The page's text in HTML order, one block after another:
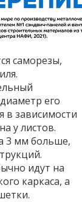
саморезы,
его
в зависимости
у листов.
3 мм больше,
идут на
каркаса, а